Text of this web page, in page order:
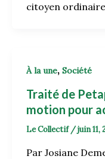
citoyen
À la une, Société
Traité de
motion pour
Le Collectif /juin 11,
Par Josiane